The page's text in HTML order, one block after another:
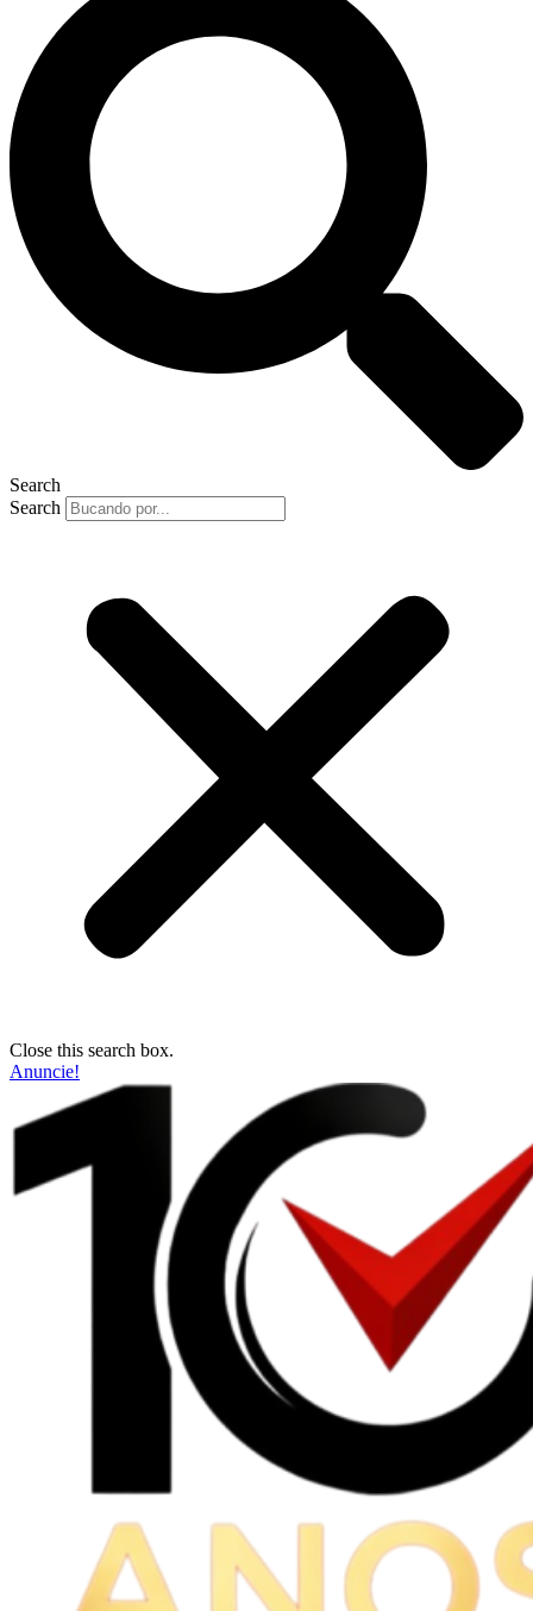
Search
Search
Close this search box.
Anuncie!